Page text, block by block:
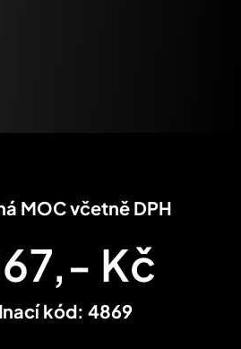
MOC včetně DPH
Kč
kód: 4869